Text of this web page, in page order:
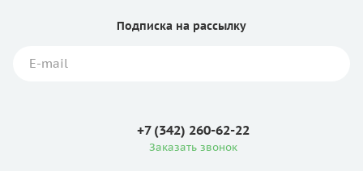
Подписка на рассылку
+7 (342) 260-62-22
Заказать звонок